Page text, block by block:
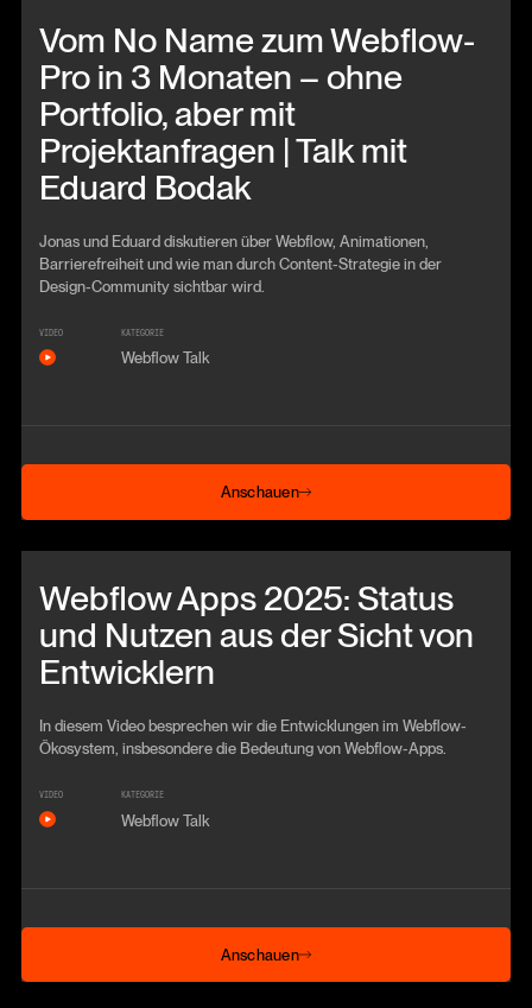
Vom No Name zum Webflow-
Pro in 3 Monaten – ohne
Portfolio, aber mit
Projektanfragen | Talk mit
Eduard Bodak
Jonas und Eduard diskutieren über Webflow, Animationen,
Barrierefreiheit und wie man durch Content-Strategie in der
Design-Community sichtbar wird.
VIDEO KATEGORIE
Webflow Talk
Anschauen
Anschauen
Webflow Apps 2025: Status
und Nutzen aus der Sicht von
Entwicklern
In diesem Video besprechen wir die Entwicklungen im Webflow-
Ökosystem, insbesondere die Bedeutung von Webflow-Apps.
VIDEO KATEGORIE
Webflow Talk
Anschauen
Anschauen